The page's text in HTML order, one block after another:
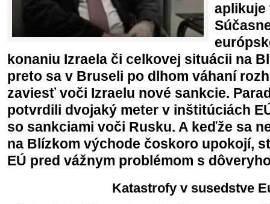
aplikuje
konaniu Izraela či celkovej situácii na
preto sa v Bruseli po dlhom váhaní
zaviesť voči Izraelu nové sankcie.
potvrdili dvojaký meter v inštitúciách
so sankciami voči Rusku. A keďže sa
na Blízkom východe čoskoro upokojí,
EÚ pred vážnym problémom s
Katastrofy v susedstve